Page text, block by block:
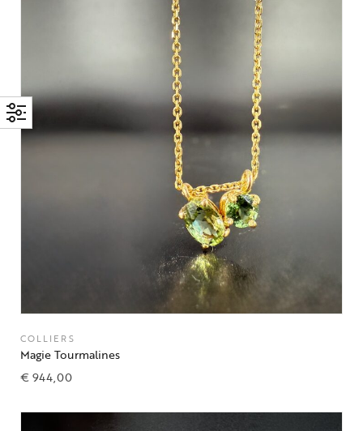
COLLIERS
Magie Tourmalines
€944,00